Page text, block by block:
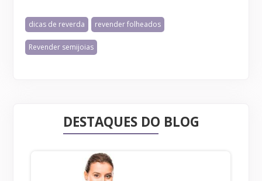
dicas de reverda revender folheados
Revender semijoias
DESTAQUES DO BLOG